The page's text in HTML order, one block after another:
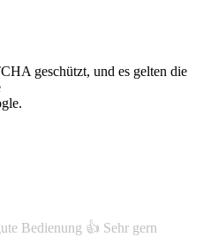
geschützt, und es gelten die
Bedienung 👍 Sehr gern